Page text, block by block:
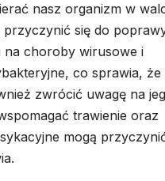
nasz organizm w
przyczynić się do
na choroby wirusowe i
co sprawia, że
zwrócić uwagę na
trawienie oraz
mogą